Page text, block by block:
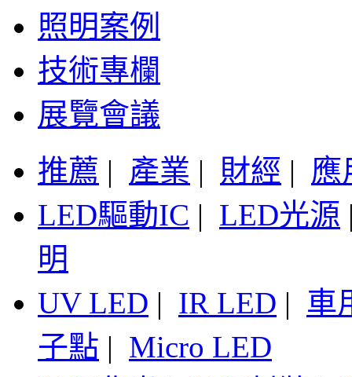
照明案例
技術專欄
展覽會議
推薦 | 產業 | 財經 | 應
LED驅動IC | LED光源
明
UV LED | IR LED | 車
子點 | Micro LED